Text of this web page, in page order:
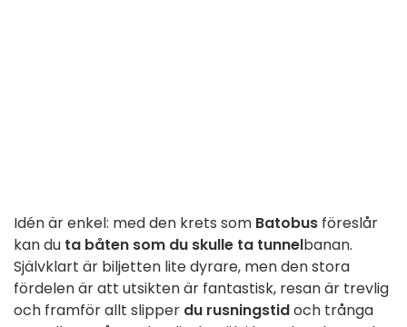
Idén är enkel: med den krets som Batobus föreslår
kan du ta båten som du skulle ta tunnelbanan.
Självklart är biljetten lite dyrare, men den stora
fördelen är att utsikten är fantastisk, resan är trevlig
och framför allt slipper du rusningstidoch trånga